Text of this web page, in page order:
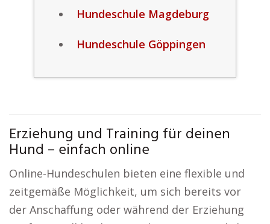
Hundeschule Magdeburg
Hundeschule Göppingen
Erziehung und Training für deinen
Hund – einfach online
Online-Hundeschulen bieten eine flexible und
zeitgemäße Möglichkeit, um sich bereits vor
der Anschaffung oder während der Erziehung